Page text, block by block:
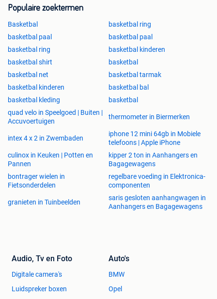
Populaire zoektermen
Basketbal
basketbal ring
basketbal paal
basketbal paal
basketbal ring
basketbal kinderen
basketbal shirt
basketbal
basketbal net
basketbal tarmak
basketbal kinderen
basketbal bal
basketbal kleding
basketbal
quad velo in Speelgoed | Buiten |
Accuvoertuigen
thermometer in Biermerken
intex 4 x 2 in Zwembaden
iphone 12 mini 64gb in Mobiele
telefoons | Apple iPhone
culinox in Keuken | Potten en
Pannen
kipper 2 ton in Aanhangers en
Bagagewagens
bontrager wielen in
Fietsonderdelen
regelbare voeding in Elektronica-
componenten
granieten in Tuinbeelden
saris gesloten aanhangwagen in
Aanhangers en Bagagewagens
Audio, Tv en Foto
Digitale camera's
Luidspreker boxen
Auto's
BMW
Opel